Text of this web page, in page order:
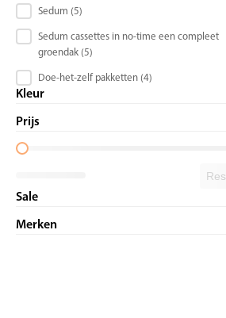
Product Category Checkbox
Sedum (5)
Sedum cassettes in no-time een compleet
groendak (5)
Doe-het-zelf pakketten (4)
Kleur
Prijs
Price Range
Sale
Merken